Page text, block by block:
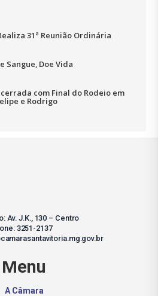
31ª Reunião Ordinária
Sangue, Doe Vida
com Final do Rodeio em
e Rodrigo
Av. J.K., 130 – Centro
3251-2137
Menu
A Câmara